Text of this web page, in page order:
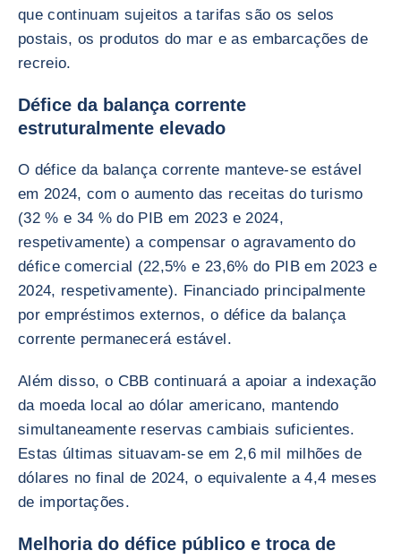
que continuam sujeitos a tarifas são os selos
postais, os produtos do mar e as embarcações de
recreio.
Défice da balança corrente
estruturalmente elevado
O défice da balança corrente manteve-se estável
em 2024, com o aumento das receitas do turismo
(32 % e 34 % do PIB em 2023 e 2024,
respetivamente) a compensar o agravamento do
défice comercial (22,5% e 23,6% do PIB em 2023 e
2024, respetivamente). Financiado principalmente
por empréstimos externos, o défice da balança
corrente permanecerá estável.
Além disso, o CBB continuará a apoiar a indexação
da moeda local ao dólar americano, mantendo
simultaneamente reservas cambiais suficientes.
Estas últimas situavam-se em 2,6 mil milhões de
dólares no final de 2024, o equivalente a 4,4 meses
de importações.
Melhoria do défice público e troca de